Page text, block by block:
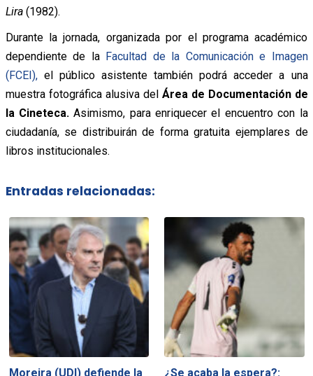
Lira(1982).
Durante la jornada, organizada por el programa académico
dependiente de la Facultad de la Comunicación e Imagen
(FCEI),el público asistente también podrá acceder a una
muestra fotográfica alusiva del Área de Documentación de
la Cineteca. Asimismo, para enriquecer el encuentro con la
ciudadanía, se distribuirán de forma gratuita ejemplares de
libros institucionales.
Entradas relacionadas:
Moreira (UDI) defiende la ¿Se acaba la espera?: